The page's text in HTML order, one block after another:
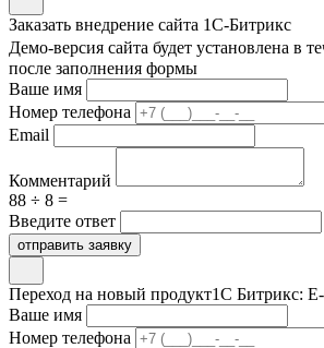
Заказать внедрение сайта 1С-Битрикс
Демо-версия сайта будет установлена в
после заполнения формы
Ваше имя
Номер телефона
Email
Комментарий
88 ÷ 8 =
Введите ответ
отправить заявку
Переход на новый продукт1С Битрикс:
Ваше имя
Номер телефона